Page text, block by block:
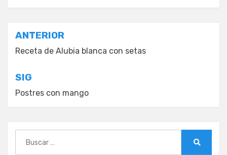
Navegación
de
entradas
ANTERIOR
Receta de Alubia blanca con setas
SIG
Postres con mango